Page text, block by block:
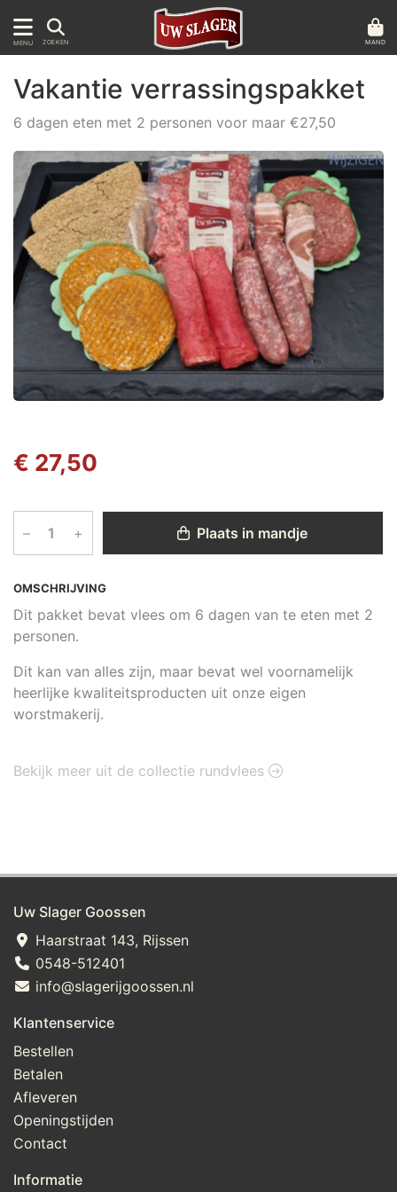
MENU ZOEKEN MAND
OMSCHRIJVING
Dit pakket bevat vlees om 6 dagen van te eten met 2
personen.
Dit kan van alles zijn, maar bevat wel voornamelijk
heerlijke kwaliteitsproducten uit onze eigen
worstmakerij.
Vakantie verrassingspakket
6 dagen eten met 2 personen voor maar €27,50
€ 27,50
– + Plaats in mandje
Bekijk meer uit de collectie rundvlees
Uw Slager Goossen
Haarstraat 143, Rijssen
0548-512401
info@slagerijgoossen.nl
Klantenservice
Bestellen
Betalen
Afleveren
Openingstijden
Contact
Informatie